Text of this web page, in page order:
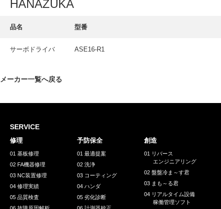
COMPANY PROFILE
INTERVIEW
採用情報
GREEN CHALLENGE
環境への取り組み
お問い合わせ 発送先
HANAZUKA
品名 型番
サーボドライバ ASE16-R1
メーカー一覧へ戻る
SERVICE
修理
01 基板修理
02 FA機器修理
03 NC装置修理
04 修理実績
05 品質検査
予防保全
01 最適提案
02 洗浄
03 コーティング
04 ハンダ
05 劣化診断
創造
01 リバース
エンジニアリング
02 盤盤冷ま～す君
03 まも～る君
04 リアルタイム設備
稼働管理ソフト